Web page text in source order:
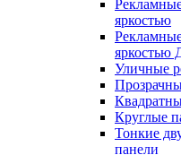
яркостью
яркостью
Уличные
Круглые
Тонкие
панели